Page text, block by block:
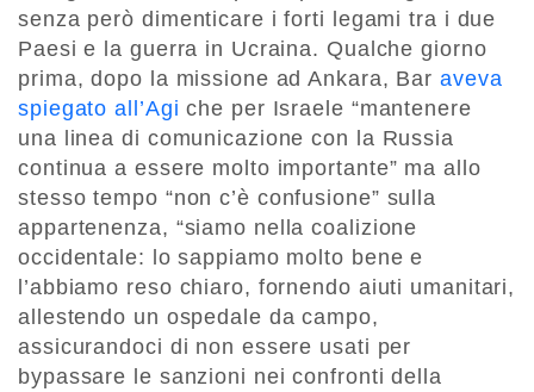
senza però dimenticare i forti legami tra i due
Paesi e la guerra in Ucraina. Qualche giorno
prima, dopo la missione ad Ankara, Baraveva
spiegato all’Agi che per Israele “mantenere
una linea di comunicazione con la Russia
continua a essere molto importante” ma allo
stesso tempo “non c’è confusione” sulla
appartenenza, “siamo nella coalizione
occidentale: lo sappiamo molto bene e
l’abbiamo reso chiaro, fornendo aiuti umanitari,
allestendo un ospedale da campo,
assicurandoci di non essere usati per
bypassare le sanzioni nei confronti della